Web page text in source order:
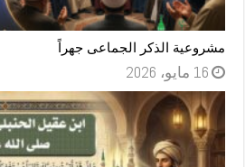
مشروعية الذكر الجماعى جهراً
16 مايو، 2026